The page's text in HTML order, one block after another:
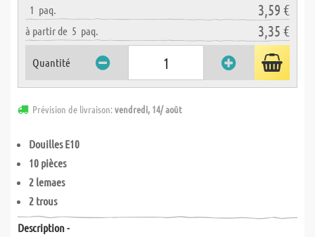
1 paq. 3,59 €
à partir de 5 paq. 3,35 €
Quantité
Prévision de livraison:vendredi, 14/ août
Douilles E10
10 pièces
2 lemaes
2 trous
Description -